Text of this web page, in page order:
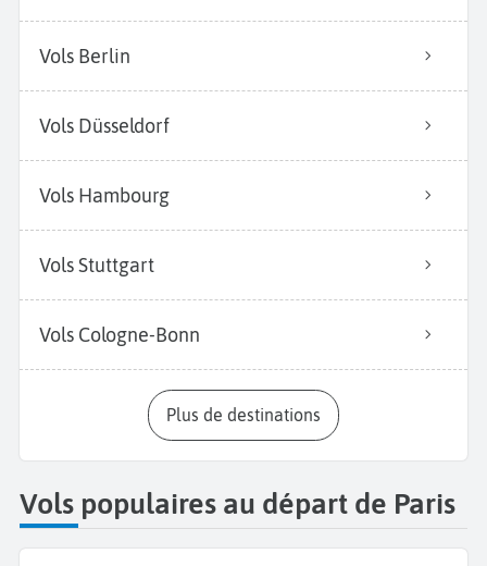
Vols Berlin
Vols Düsseldorf
Vols Hambourg
Vols Stuttgart
Vols Cologne-Bonn
Plus de destinations
Vols populaires au départ de Paris